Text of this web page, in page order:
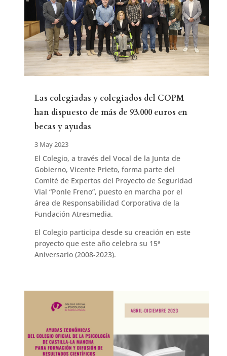
Las colegiadas y colegiados del COPM
han dispuesto de más de 93.000 euros en
becas y ayudas
3 May 2023
El Colegio, a través del Vocal de la Junta de
Gobierno, Vicente Prieto, forma parte del
Comité de Expertos del Proyecto de Seguridad
Vial “Ponle Freno”, puesto en marcha por el
área de Responsabilidad Corporativa de la
Fundación Atresmedia.
El Colegio participa desde su creación en este
proyecto que este año celebra su 15ª
Aniversario (2008-2023).